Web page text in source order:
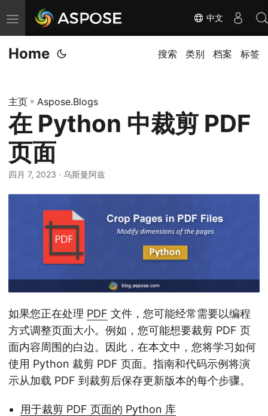
切
换
导
中文
Home 搜索 类别 档案 标签
主页 » Aspose.Blogs
在 Python 中裁剪 PDF
页面
四月 7, 2023 · 乌斯曼阿兹
如果您正在处理 PDF 文件，您可能经常需要以编程
方式调整页面大小。例如，您可能想要裁剪 PDF 页
面内容周围的白边。因此，在本文中，您将学习如何
使用 Python 裁剪 PDF 页面。指南和代码示例将演
示从加载 PDF 到裁剪后保存更新版本的每个步骤。
用于裁剪 PDF 页面的 Python 库